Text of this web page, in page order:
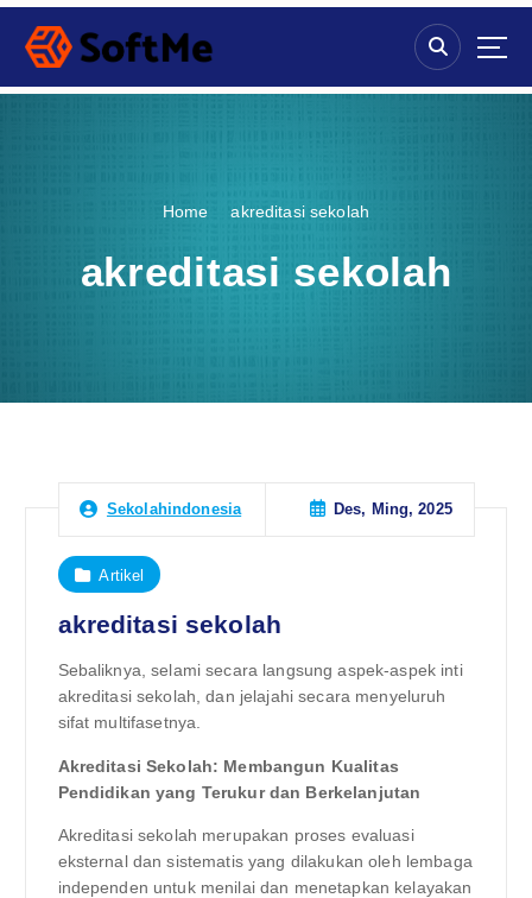
S
p
Home akreditasi sekolah
akreditasi sekolah
Sekolahindonesia Des, Ming, 2025
Artikel
akreditasi sekolah
Sebaliknya, selami secara langsung aspek-aspek inti
akreditasi sekolah, dan jelajahi secara menyeluruh
sifat multifasetnya.
Akreditasi Sekolah: Membangun Kualitas
Pendidikan yang Terukur dan Berkelanjutan
Akreditasi sekolah merupakan proses evaluasi
eksternal dan sistematis yang dilakukan oleh lembaga
independen untuk menilai dan menetapkan kelayakan